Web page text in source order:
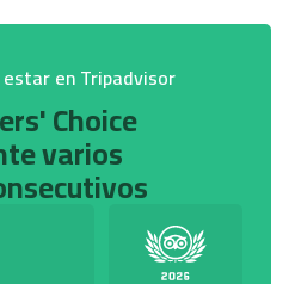
en Tripadvisor
Choice
varios